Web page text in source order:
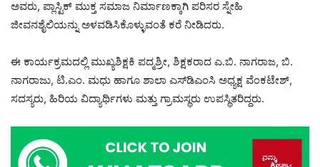
ಅವರು, ಪ್ಲಾಸ್ಟಿಕ್ ಮುಕ್ತ ಸಮಾಜ ನಿರ್ಮಾಣಕ್ಕಾಗಿ ಪರಿಸರ ಸ್ನೇಹಿ
ಜೀವನಶೈಲಿಯನ್ನು ಅಳವಡಿಸಿಕೊಳ್ಳುವಂತೆ ಕರೆ ನೀಡಿದರು.
ಈ ಕಾರ್ಯಕ್ರಮದಲ್ಲಿ ಮುಖ್ಯಶಿಕ್ಷಕಿ ಪದ್ಮಶ್ರೀ, ಶಿಕ್ಷಕರಾದ ಎ.ಬಿ. ನಾಗರಾಜ, ಬಿ.
ನಾಗರಾಜು, ಟಿ.ಎಂ. ಮಧು ಹಾಗೂ ಶಾಲಾ ಎಸ್‌ಡಿಎಂಸಿ ಅಧ್ಯಕ್ಷ ವೆಂಕಟೇಶ್,
ಸದಸ್ಯರು, ಹಿರಿಯ ವಿದ್ಯಾರ್ಥಿಗಳು ಮತ್ತು ಗ್ರಾಮಸ್ಥರು ಉಪಸ್ಥಿತರಿದ್ದರು.